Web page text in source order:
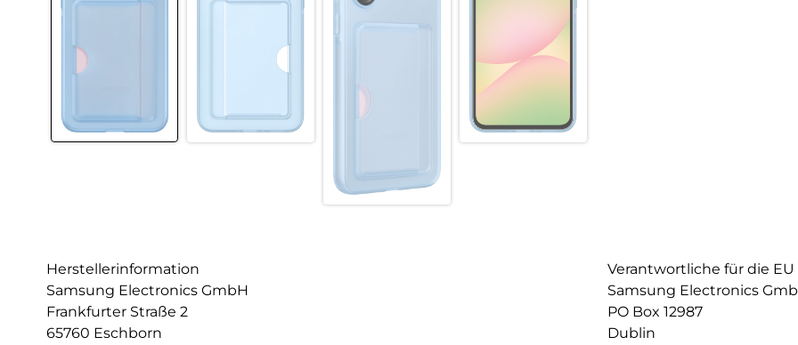
Herstellerinformation
Samsung Electronics GmbH
Frankfurter Straße 2
65760 Eschborn
Verantwortliche für die EU
Samsung Electronics
PO Box 12987
Dublin